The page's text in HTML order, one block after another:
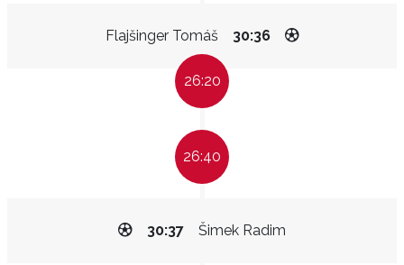
Flajšinger Tomáš 30:36
26:20
26:40
Šimek Radim
30:37